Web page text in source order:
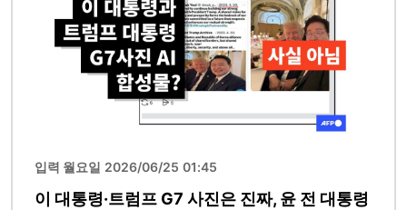
입력 월요일 2026/06/25 01:45
이 대통령·트럼프 G7 사진은 진짜, 윤 전 대통령